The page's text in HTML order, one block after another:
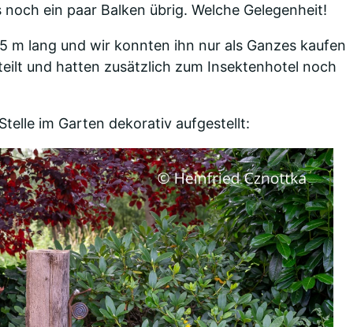
ein paar Balken übrig. Welche Gelegenheit!
m lang und wir konnten ihn nur als Ganzes
und hatten zusätzlich zum Insektenhotel noch
im Garten dekorativ aufgestellt: